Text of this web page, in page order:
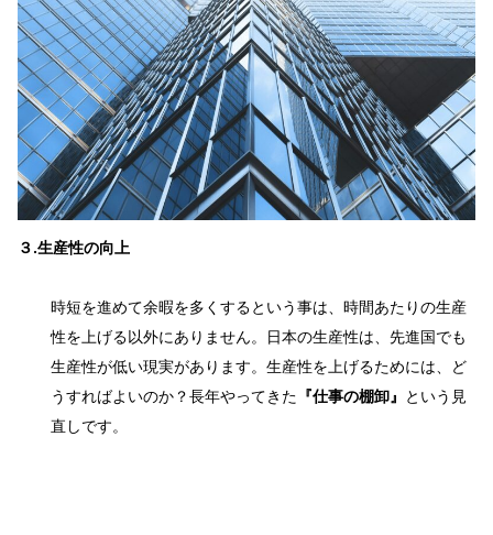
３.生産性の向上
時短を進めて余暇を多くするという事は、時間あたりの生産
性を上げる以外にありません。日本の生産性は、先進国でも
生産性が低い現実があります。生産性を上げるためには、ど
うすればよいのか？長年やってきた 『仕事の棚卸』
という見
直しです。